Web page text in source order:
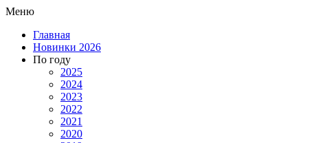
Меню
Главная
Новинки 2026
По году
2025
2024
2023
2022
2021
2020